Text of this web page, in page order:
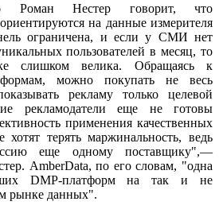
Роман Нестер говорит, что
на данные измерителя
ограничена, и если у СМИ нет
пользователей в месяц, то
слишком велика. Обращаясь к
можно покупать не весь
рекламу только целевой
рекламодатели еще не готовы
применения качественных
хотят терять маржинальность, ведь
еще одному поставщику",—
AmberData, по его словам, "одна
DMP-платформ на так и не
рынке данных".